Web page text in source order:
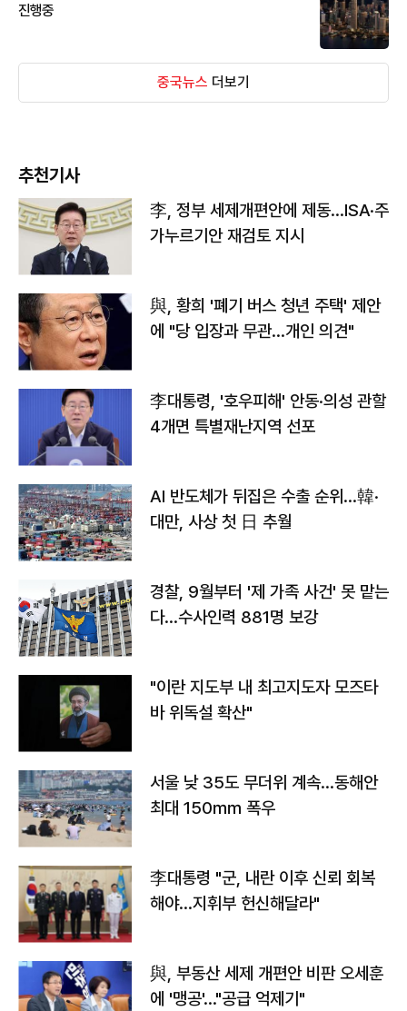
진행중
중국뉴스 더보기
추천기사
李, 정부 세제개편안에 제동…ISA·주
가누르기안 재검토 지시
與, 황희 '폐기 버스 청년 주택' 제안
에 "당 입장과 무관…개인 의견"
李대통령, '호우피해' 안동·의성 관할
4개면 특별재난지역 선포
AI 반도체가 뒤집은 수출 순위…韓·
대만, 사상 첫 日 추월
경찰, 9월부터 '제 가족 사건' 못 맡는
다…수사인력 881명 보강
"이란 지도부 내 최고지도자 모즈타
바 위독설 확산"
서울 낮 35도 무더위 계속…동해안
최대 150㎜ 폭우
李대통령 "군, 내란 이후 신뢰 회복
해야…지휘부 헌신해달라"
與, 부동산 세제 개편안 비판 오세훈
에 '맹공'…"공급 억제기"